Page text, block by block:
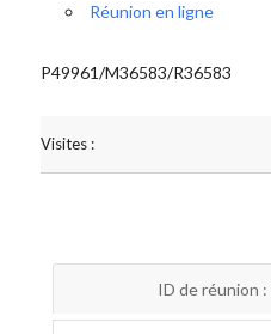
Réunion en ligne
P49961/M36583/R36583
Visites :
ID de réunion :